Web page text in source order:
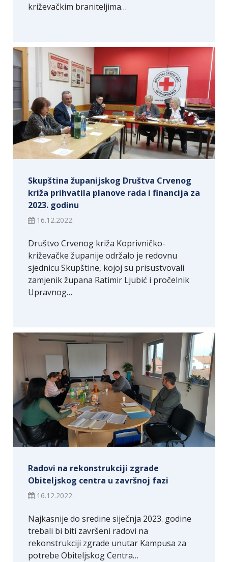
križevačkim braniteljima…
Skupština županijskog Društva Crvenog
križa prihvatila planove rada i financija za
2023. godinu
16.12.2022.
Društvo Crvenog križa Koprivničko-
križevačke županije održalo je redovnu
sjednicu Skupštine, kojoj su prisustvovali
zamjenik župana Ratimir Ljubić i pročelnik
Upravnog…
Radovi na rekonstrukciji zgrade
Obiteljskog centra u završnoj fazi
16.12.2022.
Najkasnije do sredine siječnja 2023. godine
trebali bi biti završeni radovi na
rekonstrukciji zgrade unutar Kampusa za
potrebe Obiteljskog Centra…